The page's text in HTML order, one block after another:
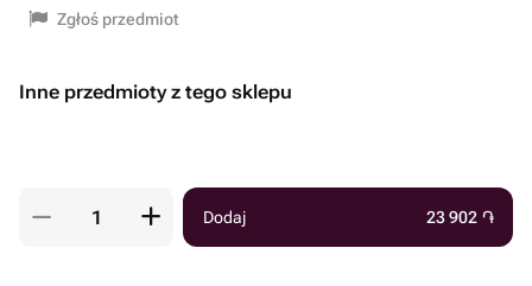
Zgłoś przedmiot
Inne przedmioty z tego sklepu
Dodaj 23 902 ֏